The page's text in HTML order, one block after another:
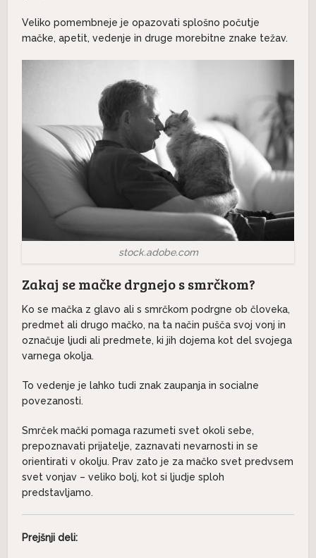
Veliko pomembneje je opazovati splošno počutje
mačke, apetit, vedenje in druge morebitne znake težav.
stock.adobe.com
Zakaj se mačke drgnejo s smrčkom?
Ko se mačka z glavo ali s smrčkom podrgne ob človeka,
predmet ali drugo mačko, na ta način pušča svoj vonj in
označuje ljudi ali predmete, ki jih dojema kot del svojega
varnega okolja.
To vedenje je lahko tudi znak zaupanja in socialne
povezanosti.
Smrček mački pomaga razumeti svet okoli sebe,
prepoznavati prijatelje, zaznavati nevarnosti in se
orientirati v okolju. Prav zato je za mačko svet predvsem
svet vonjav – veliko bolj, kot si ljudje sploh
predstavljamo.
Prejšnji deli: